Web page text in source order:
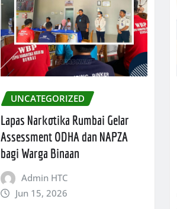
UNCATEGORIZED
Lapas Narkotika Rumbai Gelar
Assessment ODHA dan NAPZA
bagi Warga Binaan
Admin HTC
Jun 15, 2026